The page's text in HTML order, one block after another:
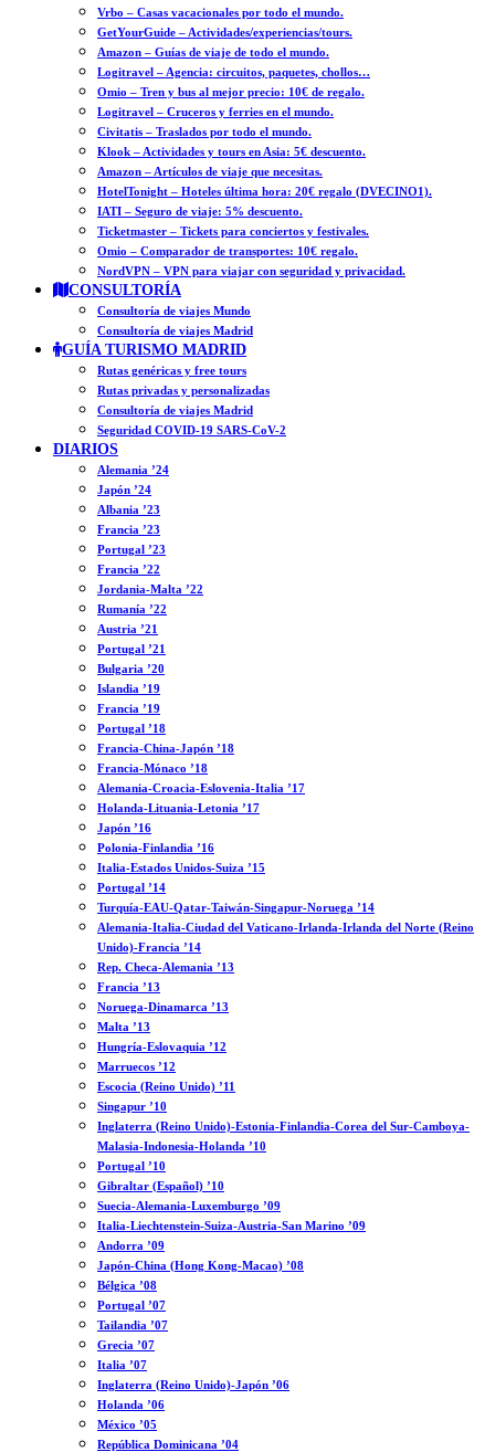
Vrbo – Casas vacacionales por todo el mundo.
GetYourGuide – Actividades/experiencias/tours.
Amazon – Guías de viaje de todo el mundo.
Logitravel – Agencia: circuitos, paquetes, chollos…
Omio – Tren y bus al mejor precio: 10€ de regalo.
Logitravel – Cruceros y ferries en el mundo.
Civitatis – Traslados por todo el mundo.
Klook – Actividades y tours en Asia: 5€ descuento.
Amazon – Artículos de viaje que necesitas.
HotelTonight – Hoteles última hora: 20€ regalo (DVECINO1).
IATI – Seguro de viaje: 5% descuento.
Ticketmaster – Tickets para conciertos y festivales.
Omio – Comparador de transportes: 10€ regalo.
NordVPN – VPN para viajar con seguridad y privacidad.
CONSULTORÍA
Consultoría de viajes Mundo
Consultoría de viajes Madrid
GUÍA TURISMO MADRID
Rutas genéricas y free tours
Rutas privadas y personalizadas
Consultoría de viajes Madrid
Seguridad COVID-19 SARS-CoV-2
DIARIOS
Alemania ’24
Japón ’24
Albania ’23
Francia ’23
Portugal ’23
Francia ’22
Jordania-Malta ’22
Rumanía ’22
Austria ’21
Portugal ’21
Bulgaria ’20
Islandia ’19
Francia ’19
Portugal ’18
Francia-China-Japón ’18
Francia-Mónaco ’18
Alemania-Croacia-Eslovenia-Italia ’17
Holanda-Lituania-Letonia ’17
Japón ’16
Polonia-Finlandia ’16
Italia-Estados Unidos-Suiza ’15
Portugal ’14
Turquía-EAU-Qatar-Taiwán-Singapur-Noruega ’14
Alemania-Italia-Ciudad del Vaticano-Irlanda-Irlanda del Norte (Reino
Unido)-Francia ’14
Rep. Checa-Alemania ’13
Francia ’13
Noruega-Dinamarca ’13
Malta ’13
Hungría-Eslovaquia ’12
Marruecos ’12
Escocia (Reino Unido) ’11
Singapur ’10
Inglaterra (Reino Unido)-Estonia-Finlandia-Corea del Sur-Camboya-
Malasia-Indonesia-Holanda ’10
Portugal ’10
Gibraltar (Español) ’10
Suecia-Alemania-Luxemburgo ’09
Italia-Liechtenstein-Suiza-Austria-San Marino ’09
Andorra ’09
Japón-China (Hong Kong-Macao) ’08
Bélgica ’08
Portugal ’07
Tailandia ’07
Grecia ’07
Italia ’07
Inglaterra (Reino Unido)-Japón ’06
Holanda ’06
México ’05
República Dominicana ’04